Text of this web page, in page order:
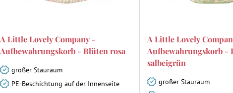
A Little Lovely Company -
Aufbewahrungskorb - Blüten rosa
großer Stauraum
PE-Beschichtung auf der Innenseite
A Little Lovely
Aufbewahrungskorb -
salbeigrün
großer Stauraum